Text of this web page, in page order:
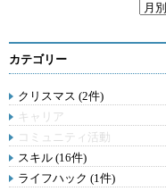
カテゴリー
クリスマス (2件)
キャリア
コミュニティ活動
スキル (16件)
ライフハック (1件)